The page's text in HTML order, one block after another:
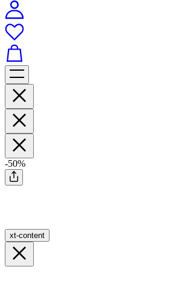
-50%
xt-content